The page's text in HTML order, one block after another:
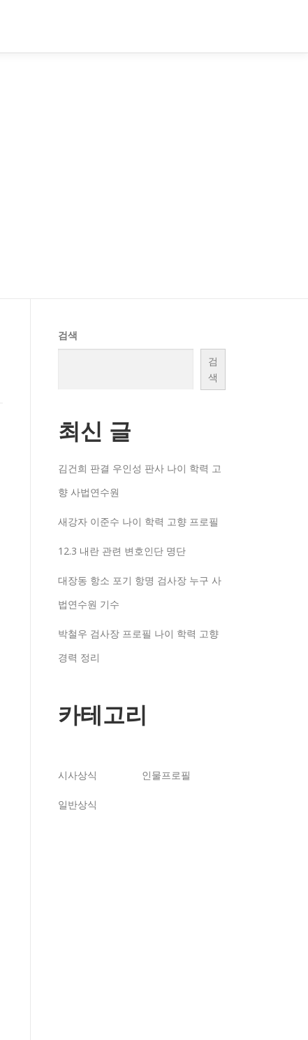
검색
검
색
최신 글
김건희 판결 우인성 판사 나이 학력 고
향 사법연수원
새강자 이준수 나이 학력 고향 프로필
12.3 내란 관련 변호인단 명단
대장동 항소 포기 항명 검사장 누구 사
법연수원 기수
박철우 검사장 프로필 나이 학력 고향
경력 정리
카테고리
시사상식 인물프로필
일반상식